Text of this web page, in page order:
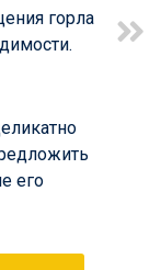
горла
его